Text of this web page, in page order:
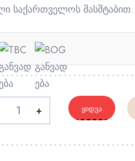
საქართველოს მასშტაბით.
+ ᲧᲘᲓᲕᲐ